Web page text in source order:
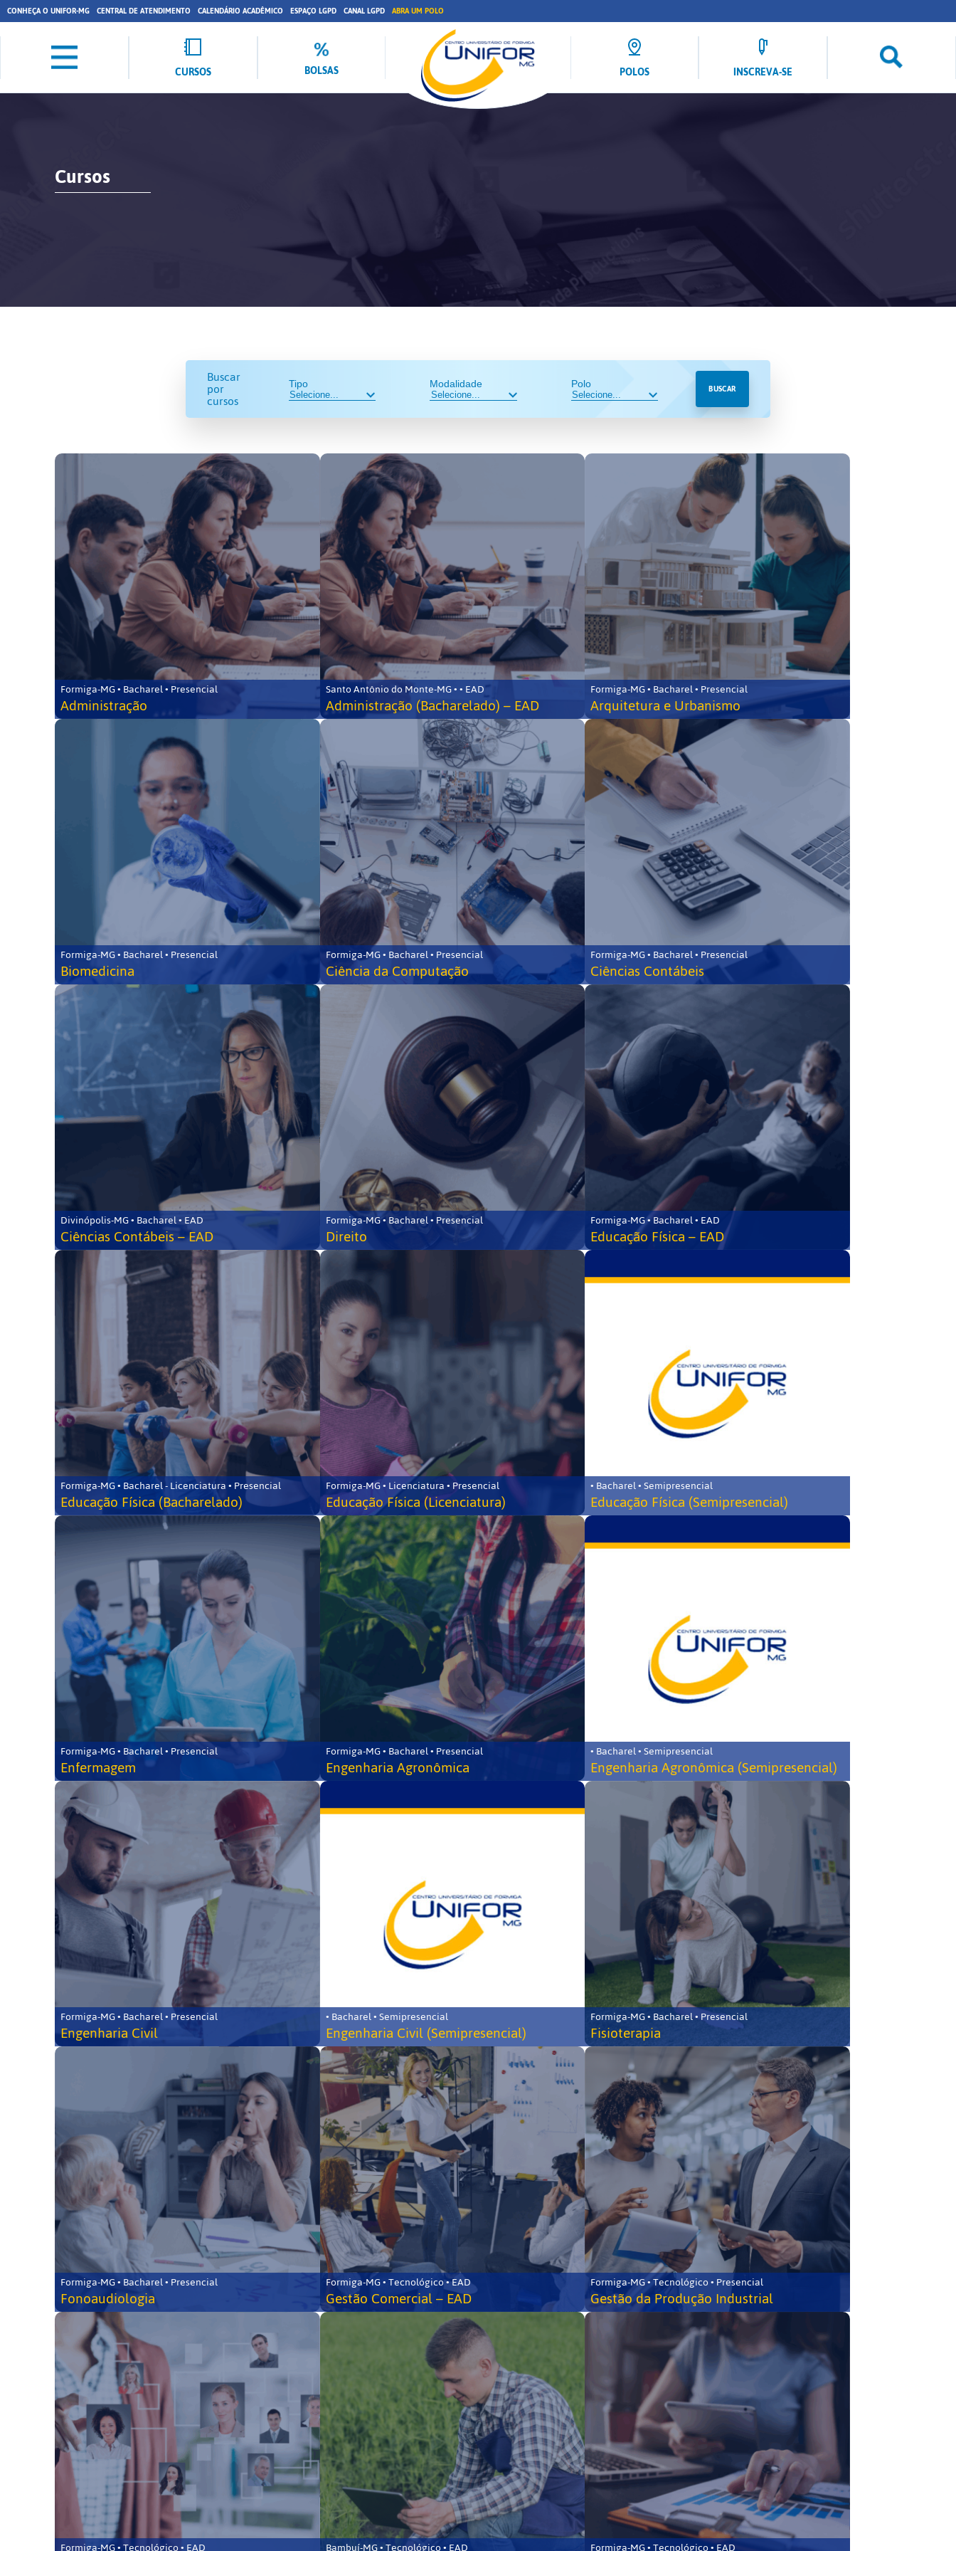
CONHEÇA O UNIFOR-MG CENTRAL DE ATENDIMENTO CALENDÁRIO ACADÊMICO ESPAÇO LGPD CANAL LGPD ABRA UM POLO
CURSOS BOLSAS POLOS INSCREVA-SE
Cursos
Buscar
por
cursos
Tipo Modalidade Polo BUSCAR
Formiga-MG • Bacharel • Presencial
Administração
Santo Antônio do Monte-MG • • EAD
Administração (Bacharelado) – EAD
Formiga-MG • Bacharel • Presencial
Arquitetura e Urbanismo
Formiga-MG • Bacharel • Presencial
Biomedicina
Formiga-MG • Bacharel • Presencial
Ciência da Computação
Formiga-MG • Bacharel • Presencial
Ciências Contábeis
Divinópolis-MG • Bacharel • EAD
Ciências Contábeis – EAD
Formiga-MG • Bacharel • Presencial
Direito
Formiga-MG • Bacharel • EAD
Educação Física – EAD
Formiga-MG • Bacharel - Licenciatura • Presencial
Educação Física (Bacharelado)
Formiga-MG • Licenciatura • Presencial
Educação Física (Licenciatura)
• Bacharel • Semipresencial
Educação Física (Semipresencial)
Formiga-MG • Bacharel • Presencial
Enfermagem
Formiga-MG • Bacharel • Presencial
Engenharia Agronômica
• Bacharel • Semipresencial
Engenharia Agronômica (Semipresencial)
Formiga-MG • Bacharel • Presencial
Engenharia Civil
• Bacharel • Semipresencial
Engenharia Civil (Semipresencial)
Formiga-MG • Bacharel • Presencial
Fisioterapia
Formiga-MG • Bacharel • Presencial
Fonoaudiologia
Formiga-MG • Tecnológico • EAD
Gestão Comercial – EAD
Formiga-MG • Tecnológico • Presencial
Gestão da Produção Industrial